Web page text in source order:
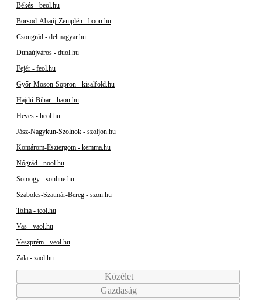
Békés - beol.hu
Borsod-Abaúj-Zemplén - boon.hu
Csongrád - delmagyar.hu
Dunaújváros - duol.hu
Fejér - feol.hu
Győr-Moson-Sopron - kisalfold.hu
Hajdú-Bihar - haon.hu
Heves - heol.hu
Jász-Nagykun-Szolnok - szoljon.hu
Komárom-Esztergom - kemma.hu
Nógrád - nool.hu
Somogy - sonline.hu
Szabolcs-Szatmár-Bereg - szon.hu
Tolna - teol.hu
Vas - vaol.hu
Veszprém - veol.hu
Zala - zaol.hu
Közélet
Gazdaság